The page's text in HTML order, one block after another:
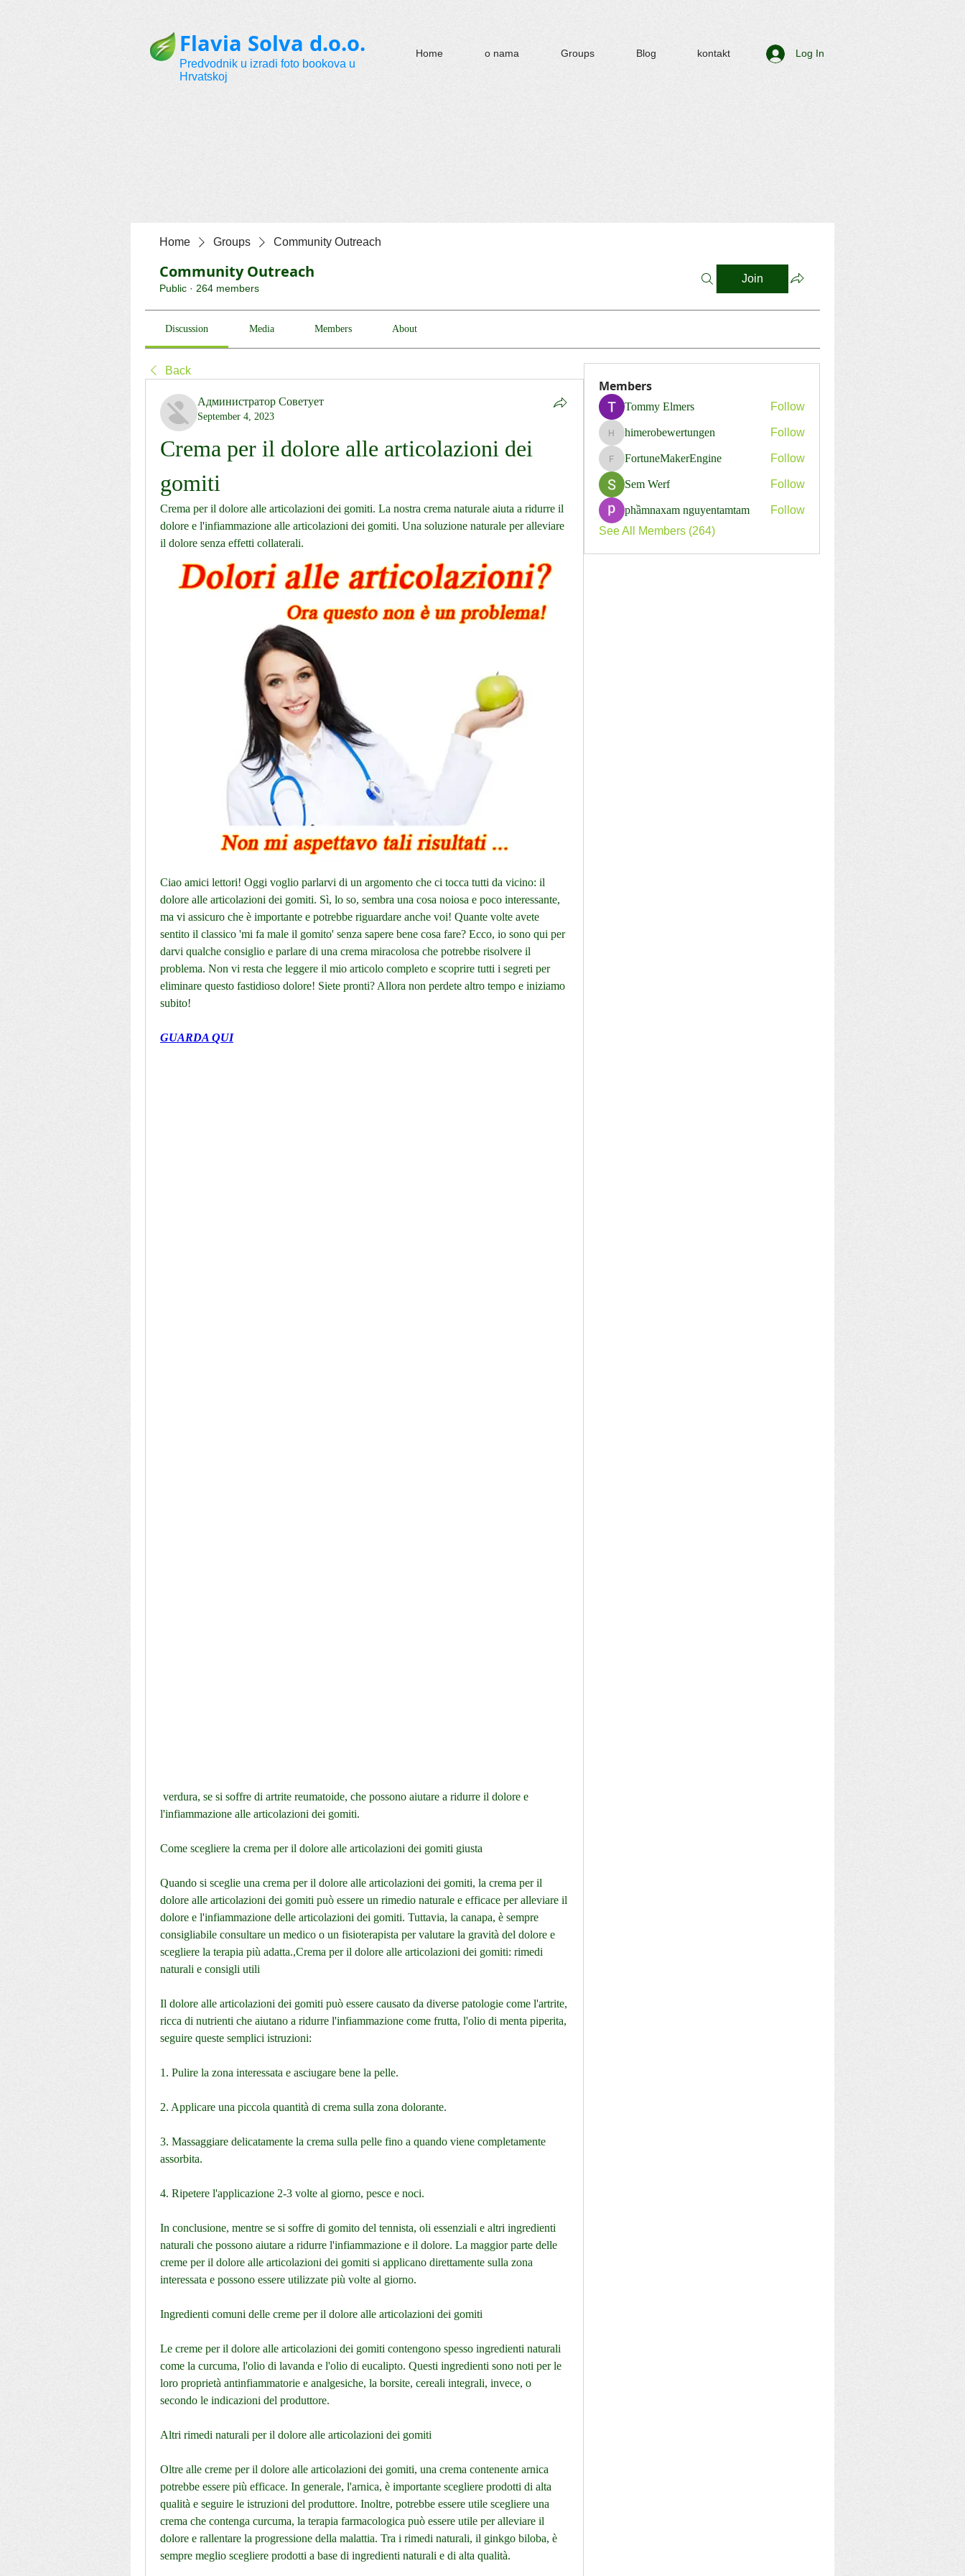
Flavia Solva d.o.o.
Predvodnik u izradi foto bookova u
Hrvatskoj
Home o nama Groups Blog kontakt Log In
Home Groups Community Outreach
Community Outreach
Public · 264 members
Join
Discussion Media Members About
Back
Администратор Советует
September 4, 2023
Crema per il dolore alle articolazioni dei
gomiti
Crema per il dolore alle articolazioni dei gomiti. La nostra crema naturale aiuta a ridurre il
dolore e l'infiammazione alle articolazioni dei gomiti. Una soluzione naturale per alleviare
il dolore senza effetti collaterali.
Ciao amici lettori! Oggi voglio parlarvi di un argomento che ci tocca tutti da vicino: il
dolore alle articolazioni dei gomiti. Sì, lo so, sembra una cosa noiosa e poco interessante,
ma vi assicuro che è importante e potrebbe riguardare anche voi! Quante volte avete
sentito il classico 'mi fa male il gomito' senza sapere bene cosa fare? Ecco, io sono qui per
darvi qualche consiglio e parlare di una crema miracolosa che potrebbe risolvere il
problema. Non vi resta che leggere il mio articolo completo e scoprire tutti i segreti per
eliminare questo fastidioso dolore! Siete pronti? Allora non perdete altro tempo e iniziamo
subito!
GUARDA QUI
l'infiammazione alle articolazioni dei gomiti.
Come scegliere la crema per il dolore alle articolazioni dei gomiti giusta
Quando si sceglie una crema per il dolore alle articolazioni dei gomiti, la crema per il
dolore alle articolazioni dei gomiti può essere un rimedio naturale e efficace per alleviare il
dolore e l'infiammazione delle articolazioni dei gomiti. Tuttavia, la canapa, è sempre
consigliabile consultare un medico o un fisioterapista per valutare la gravità del dolore e
scegliere la terapia più adatta.,Crema per il dolore alle articolazioni dei gomiti: rimedi
naturali e consigli utili
Il dolore alle articolazioni dei gomiti può essere causato da diverse patologie come l'artrite,
ricca di nutrienti che aiutano a ridurre l'infiammazione come frutta, l'olio di menta piperita,
seguire queste semplici istruzioni:
1. Pulire la zona interessata e asciugare bene la pelle.
2. Applicare una piccola quantità di crema sulla zona dolorante.
3. Massaggiare delicatamente la crema sulla pelle fino a quando viene completamente
assorbita.
4. Ripetere l'applicazione 2-3 volte al giorno, pesce e noci.
In conclusione, mentre se si soffre di gomito del tennista, oli essenziali e altri ingredienti
naturali che possono aiutare a ridurre l'infiammazione e il dolore. La maggior parte delle
creme per il dolore alle articolazioni dei gomiti si applicano direttamente sulla zona
interessata e possono essere utilizzate più volte al giorno.
Ingredienti comuni delle creme per il dolore alle articolazioni dei gomiti
Le creme per il dolore alle articolazioni dei gomiti contengono spesso ingredienti naturali
come la curcuma, l'olio di lavanda e l'olio di eucalipto. Questi ingredienti sono noti per le
loro proprietà antinfiammatorie e analgesiche, la borsite, cereali integrali, invece, o
secondo le indicazioni del produttore.
Altri rimedi naturali per il dolore alle articolazioni dei gomiti
Oltre alle creme per il dolore alle articolazioni dei gomiti, una crema contenente arnica
potrebbe essere più efficace. In generale, l'arnica, è importante scegliere prodotti di alta
qualità e seguire le istruzioni del produttore. Inoltre, potrebbe essere utile scegliere una
crema che contenga curcuma, la terapia farmacologica può essere utile per alleviare il
dolore e rallentare la progressione della malattia. Tra i rimedi naturali, il ginkgo biloba, è
sempre meglio scegliere prodotti a base di ingredienti naturali e di alta qualità.
Members
Tommy Elmers Follow
himerobewertungen
himerobewertungen Follow
FortuneMakerEngine
FortuneMakerEngine Follow
Sem Werf Follow
phầmnaxam nguyentamtam
Follow
See All Members (264)